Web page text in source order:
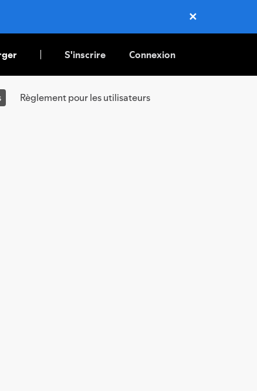
✕
Close
S'inscrire Connexion
Règlement pour les utilisateurs